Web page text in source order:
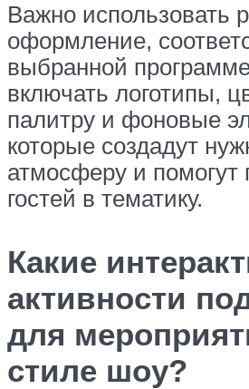
Важно использовать
оформление,
выбранной
включать логотипы,
палитру и фоновые
которые создадут
атмосферу и помогут
гостей в тематику.
Какие
активности
для
стиле шоу?